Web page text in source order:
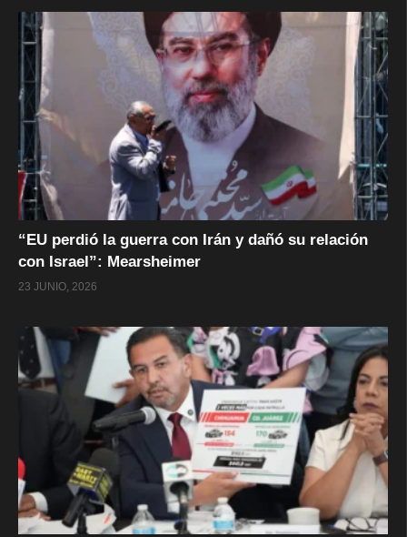
“EU perdió la guerra con Irán y dañó su relación
con Israel”: Mearsheimer
23 JUNIO, 2026